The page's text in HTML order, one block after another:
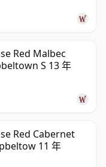
Red Malbec
S 13 年
Red Cabernet
11 年